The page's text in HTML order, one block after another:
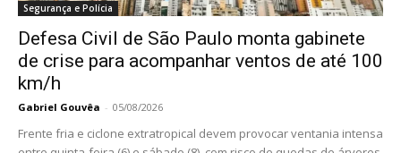
Segurança e Polícia
Defesa Civil de São Paulo monta gabinete
de crise para acompanhar ventos de até 100
km/h
Gabriel Gouvêa - 05/08/2026
Frente fria e ciclone extratropical devem provocar ventania intensa